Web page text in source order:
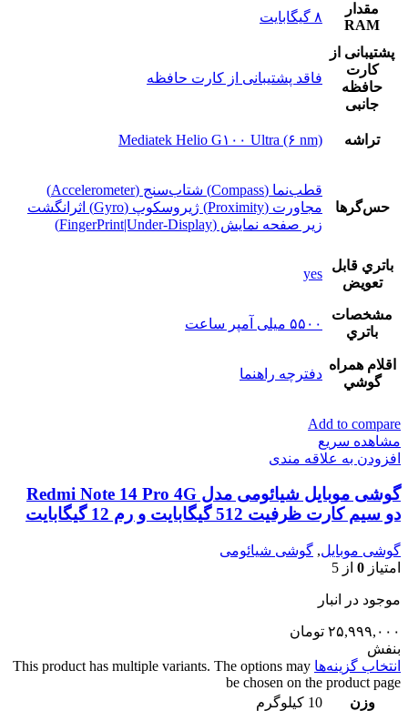
مقدار
RAM
۸ گیگابایت
پشتيبانی از
کارت
حافظه
جانبی
فاقد پشتیبانی از کارت حافظه
تراشه Mediatek Helio G۱۰۰ Ultra (۶ nm)
حس‌گرها
قطب‌نما (Compass) شتاب‌سنج (Accelerometer)
مجاورت (Proximity) ژیروسکوپ (Gyro) اثرانگشت
زیر صفحه نمایش (FingerPrint|Under-Display)
باتري قابل
تعويض
yes
مشخصات
باتري
۵۵۰۰ میلی آمپر ساعت
اقلام همراه
گوشي
دفترچه‌ راهنما
Add to compare
مشاهده سریع
افزودن به علاقه مندی
گوشی موبایل شیائومی مدل Redmi Note 14 Pro 4G
دو سیم کارت ظرفیت 512 گیگابایت و رم 12 گیگابایت
گوشی موبایل, گوشی شیائومی
امتیاز 0 از 5
موجود در انبار
۲۵,۹۹۹,۰۰۰ تومان
بنفش
انتخاب گزینه‌ها This product has multiple variants. The options may
be chosen on the product page
وزن
10 کیلوگرم